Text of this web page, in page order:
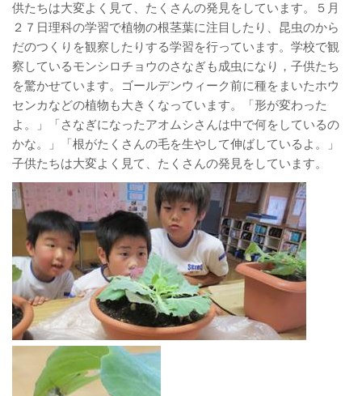
供たちは大変よく見て、たくさんの発見をしています。５月
２７日理科の学習で植物の根茎葉に注目したり、昆虫のから
だのつくりを観察したりする学習を行っています。学校で観
察しているモンシロチョウのさなぎも成虫になり，子供たち
を驚かせています。ゴールデンウィーク前に種をまいたホウ
センカなどの植物も大きくなっています。「形が変わった
よ。」「さなぎになったアオムシさんは中で何をしているの
かな。」「根がたくさんの毛を生やして伸ばしているよ。」
子供たちは大変よく見て、たくさんの発見をしています。